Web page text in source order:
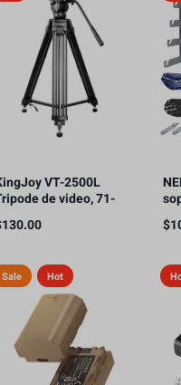
VT-2500L
de video, 71-
soporte de
11kg.
130.00 $
Sale Hot